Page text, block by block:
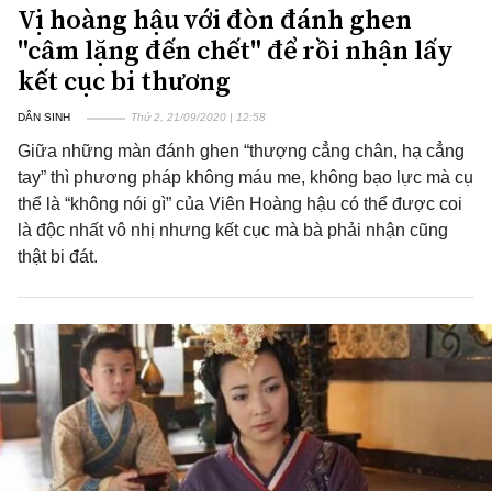
Vị hoàng hậu với đòn đánh ghen
"câm lặng đến chết" để rồi nhận lấy
kết cục bi thương
DÂN SINH Thứ 2, 21/09/2020 | 12:58
Giữa những màn đánh ghen “thượng cẳng chân, hạ cẳng
tay” thì phương pháp không máu me, không bạo lực mà cụ
thể là “không nói gì” của Viên Hoàng hậu có thể được coi
là độc nhất vô nhị nhưng kết cục mà bà phải nhận cũng
thật bi đát.